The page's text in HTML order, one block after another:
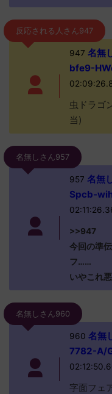
反応される人さん947
947 名無
bfe9-
虫ドラゴ
当)
名無しさん957
957 名無
Spcb-
>>947
今回の準
フ……
いやこれ
名無しさん960
960 名無
7782-A/
字面フェ